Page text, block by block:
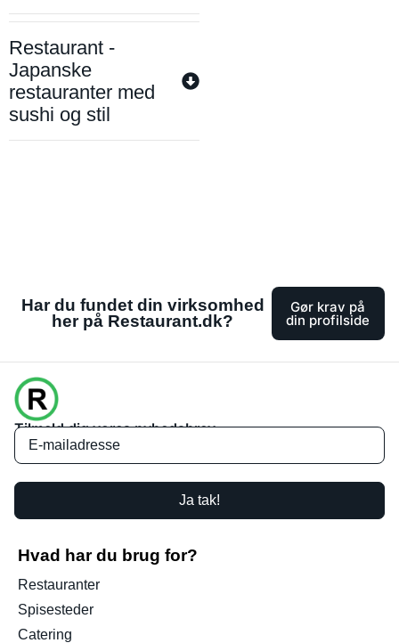
Restaurant -
Japanske
restauranter med
sushi og stil
Har du fundet din virksomhed
her på Restaurant.dk?
Gør krav på
din profilside
Tilmeld dig vores nyhedsbrev
Ja tak!
Hvad har du brug for?
Restauranter
Spisesteder
Catering